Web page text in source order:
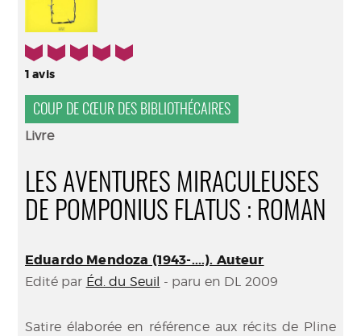
5/5
1avis
COUP DE CŒUR DES BIBLIOTHÉCAIRES
Livre
LES AVENTURES MIRACULEUSES
DE POMPONIUS FLATUS : ROMAN
Eduardo Mendoza (1943-....). Auteur
Edité par Éd. du Seuil - paru en DL 2009
Satire élaborée en référence aux récits de Pline